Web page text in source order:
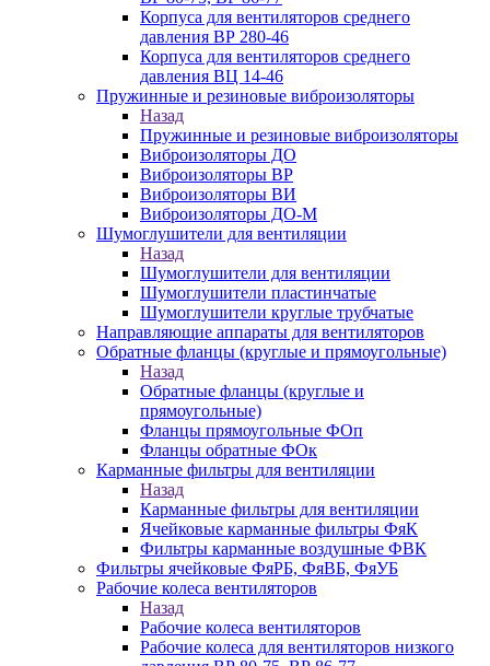
Корпуса для вентиляторов среднего
давления ВР 280-46
Корпуса для вентиляторов среднего
давления ВЦ 14-46
Пружинные и резиновые виброизоляторы
Назад
Пружинные и резиновые виброизоляторы
Виброизоляторы ДО
Виброизоляторы ВР
Виброизоляторы ВИ
Виброизоляторы ДО-М
Шумоглушители для вентиляции
Назад
Шумоглушители для вентиляции
Шумоглушители пластинчатые
Шумоглушители круглые трубчатые
Направляющие аппараты для вентиляторов
Обратные фланцы (круглые и прямоугольные)
Назад
Обратные фланцы (круглые и
прямоугольные)
Фланцы прямоугольные ФОп
Фланцы обратные ФОк
Карманные фильтры для вентиляции
Назад
Карманные фильтры для вентиляции
Ячейковые карманные фильтры ФяК
Фильтры карманные воздушные ФВК
Фильтры ячейковые ФяРБ, ФяВБ, ФяУБ
Рабочие колеса вентиляторов
Назад
Рабочие колеса вентиляторов
Рабочие колеса для вентиляторов низкого